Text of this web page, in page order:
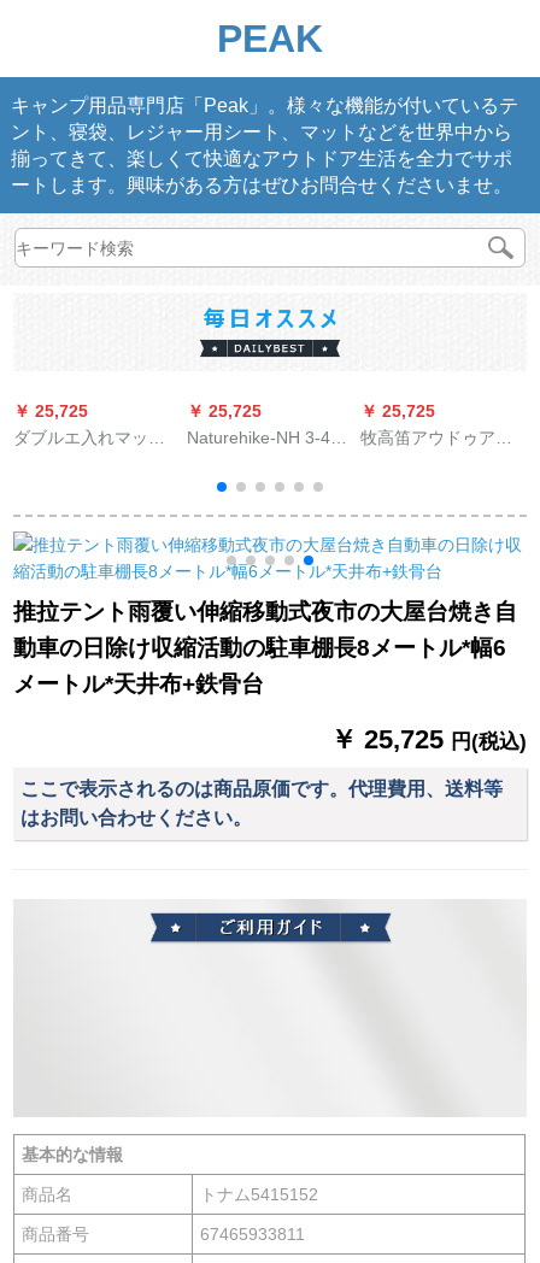
PEAK
キャンプ用品専門店「Peak」。様々な機能が付いているテ
ント、寝袋、レジャー用シート、マットなどを世界中から
揃ってきて、楽しくて快適なアウトドア生活を全力でサポ
ートします。興味がある方はぜひお問合せくださいませ。
￥ 25,725
ダブルエ入れマット
れた寝具カジュアル
な昼休み寝具ダブロ
ールスクエアエアク
ッション
￥ 25,725
Naturehike-NH 3-4人
ドゥアサンバイザー
天幕宝青（地くぎを
除く）の大型サイズ
は2.15 X 2.15 m/3-4
人です。
￥ 25,725
牧高笛アウドゥアル
ブル二階テート牧畜
高笛冷山2テントンセ
ットMZ 09305冷山2
コース二
推拉テント雨覆い伸縮移動式夜市の大屋台焼き自
動車の日除け収縮活動の駐車棚長8メートル*幅6
メートル*天井布+鉄骨台
￥ 25,725 円(税込)
ここで表示されるのは商品原価です。代理費用、送料等
はお問い合わせください。
基本的な情報
商品名 トナム5415152
商品番号 67465933811